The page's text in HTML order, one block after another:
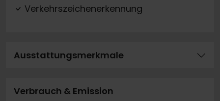
Verkehrszeichenerkennung
Ausstattungsmerkmale
Verbrauch & Emission